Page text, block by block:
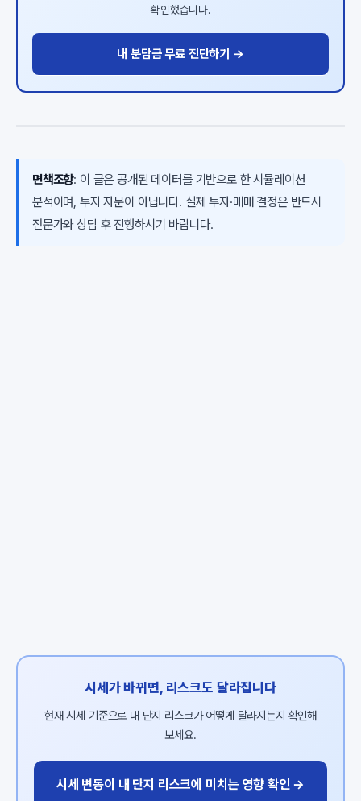
확인했습니다.
내 분담금 무료 진단하기 →
면책조항: 이 글은 공개된 데이터를 기반으로 한 시뮬레이션
분석이며, 투자 자문이 아닙니다. 실제 투자·매매 결정은 반드시
전문가와 상담 후 진행하시기 바랍니다.
시세가 바뀌면, 리스크도 달라집니다
현재 시세 기준으로 내 단지 리스크가 어떻게 달라지는지 확인해
보세요.
시세 변동이 내 단지 리스크에 미치는 영향 확인 →